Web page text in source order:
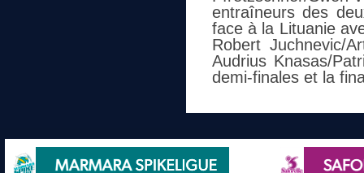
entraîneurs des
face à la Lituanie
Robert Juchnevic/
Audrius Knasas/
demi-finales et la